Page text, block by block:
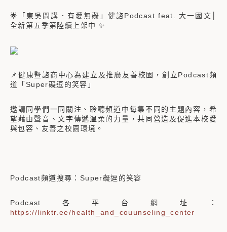
🌟「東吳問講．有愛無礙」健諮Podcast feat. 大一國文│
全新第五季第陸續上架中 ✨
📌健康暨諮商中心為建立及推廣友善校園，創立Podcast頻
道「Super礙逗的笑容」
邀請同學們一同關注、聆聽頻道中每集不同的主題內容，希
望藉由聲音、文字傳遞溫柔的力量，共同營造及促進本校愛
與包容、友善之校園環境。
Podcast頻道搜尋：Super礙逗的笑容
Podcast各平台網址：
https://linktr.ee/health_and_couunseling_center